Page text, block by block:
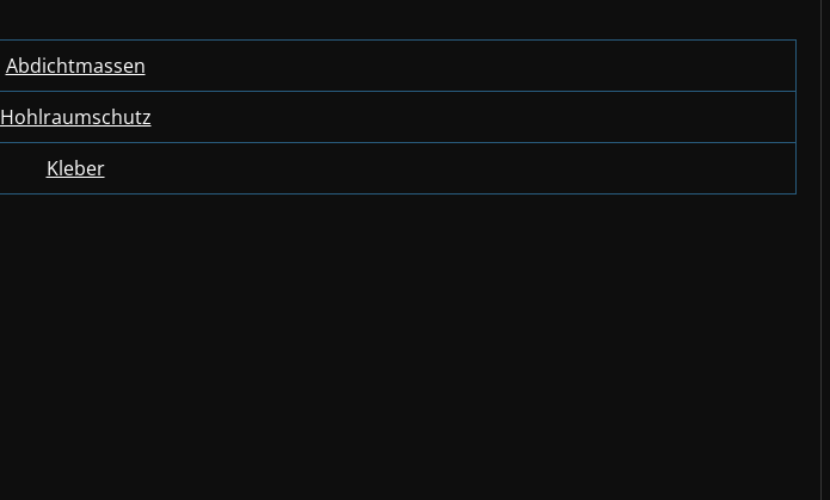
Abdichtmassen
Hohlraumschutz
Kleber